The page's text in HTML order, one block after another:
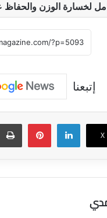
لخسارة الوزن
إتبعنا
‫X
لينكدإن بينتيريست